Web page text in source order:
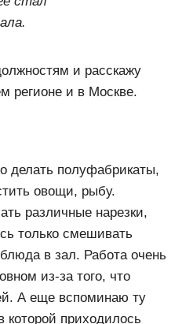
и расскажу
регионе и в Москве.
делать полуфабрикаты,
овощи, рыбу.
различные нарезки,
только смешивать
в зал. Работа очень
из-за того, что
А еще вспоминаю ту
которой приходилось